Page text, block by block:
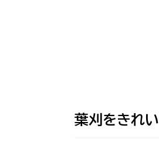
葉刈をきれ